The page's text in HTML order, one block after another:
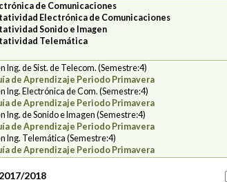
de Comunicaciones
Electrónica de Comunicaciones
Sonido e Imagen
Telemática
Ing. de Sist. de Telecom. (Semestre:4)
de Aprendizaje Periodo Primavera
Ing. Electrónica de Com. (Semestre:4)
de Aprendizaje Periodo Primavera
Ing. de Sonido e Imagen (Semestre:4)
de Aprendizaje Periodo Primavera
Ing. Telemática (Semestre:4)
de Aprendizaje Periodo Primavera
2018